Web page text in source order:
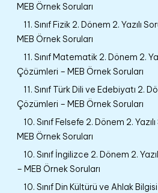
MEB Örnek Soruları
11. Sınıf Fizik 2. Dönem 2. Yazılı
MEB Örnek Soruları
11. Sınıf Matematik 2. Dönem 2.
Çözümleri – MEB Örnek Soruları
11. Sınıf Türk Dili ve Edebiyatı 2.
Çözümleri – MEB Örnek Soruları
10. Sınıf Felsefe 2. Dönem 2.
MEB Örnek Soruları
10. Sınıf İngilizce 2. Dönem 2.
– MEB Örnek Soruları
10. Sınıf Din Kültürü ve Ahlak